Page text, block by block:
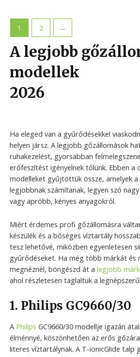
1 2 →
A legjobb
modellek
2026
Ha eleged van a gyűrődésekkel
helyen jársz. A legjobb gőzállomások
ruhakezelést, gyorsabban
erőfeszítést igényelnek tőlünk. Ebben a
modelleket gyűjtöttük össze, amelyek a
legjobbnak számítanak, legyen szó
vagy apróbb, kényes anyagokról.
Miért érdemes profi gőzállomásra
készülék és a bőséges víztartály
tesz lehetővé, miközben egyenletesen
gyűrődéseket. Ha még több márkát és
megnéznél, böngészd át a legjobb
ahol részletesen taglaltuk a
1. Philips GC9660/30
A Philips GC9660/30 modellje igazán
élménnyé, köszönhetően az erős
literes víztartálynak. A T-ionicGlide talp